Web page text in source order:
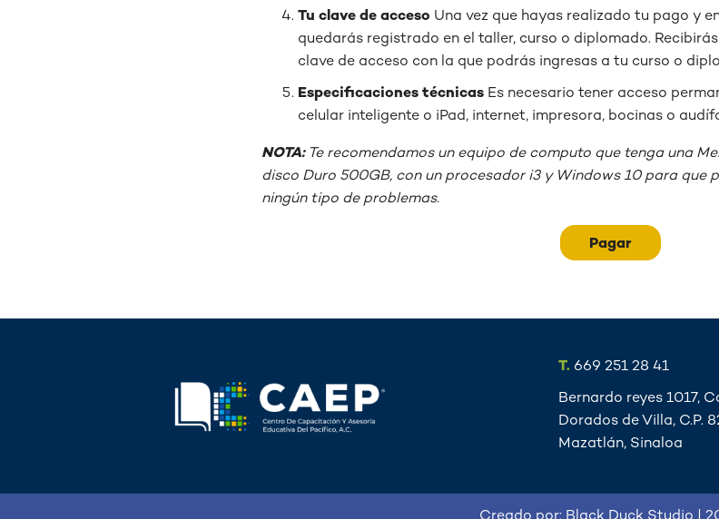
Tu clave de acceso Una vez que hayas realizado tu pago y
quedarás registrado en el taller, curso o diplomado.
clave de acceso con la que podrás ingresas a tu curso o
Especificaciones técnicas Es necesario tener acceso
celular inteligente o iPad, internet, impresora, bocinas o
NOTA:Te recomendamos un equipo de computo que tenga una
disco Duro 500GB, con un procesador i3 y Windows 10 para que
ningún tipo de problemas.
Pagar
T.669 251 28 41
Bernardo reyes 1017,
Dorados de Villa, C.P.
Mazatlán, Sinaloa